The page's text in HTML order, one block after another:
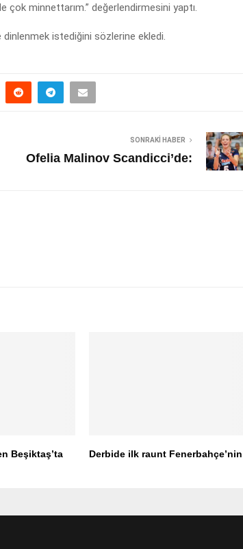
çok minnettarım.” değerlendirmesini yaptı.
dinlenmek istediğini sözlerine ekledi.
SONRAKI HABER
Ofelia Malinov Scandicci’de:
Beşiktaş’ta Derbide ilk raunt Fenerbahçe’nin